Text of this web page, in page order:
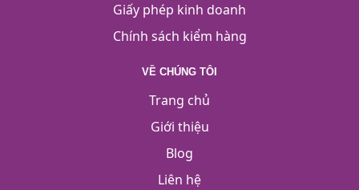
Giấy phép kinh doanh
Chính sách kiểm hàng
VỀ CHÚNG TÔI
Trang chủ
Giới thiệu
Blog
Liên hệ